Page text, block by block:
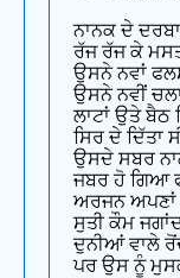
ਨਾਨਕ ਦੇ
ਰੱਜ ਰੱਜ ਕੇ
ਉਸਨੇ ਨਵਾਂ
ਉਸਨੇ ਨਵੀਂ
ਲਾਟਾਂ ਉਤੇ ਬੈਠ
ਸਿਰ ਦੇ ਦਿੱਤਾ
ਉਸਦੇ ਸਬਰ
ਜਬਰ ਹੋ ਗਿਆ
ਅਰਜਨ ਅਪਣਾਂ
ਸੁਤੀ ਕੌਮ
ਦੁਨੀਆਂ ਵਾਲੇ
ਪਰ ਉਸ ਨੂੰ